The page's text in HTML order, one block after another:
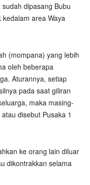
dipasang Bubu
area Waya
(mompana) yang lebih
oleh beberapa
Aturannya, setiap
pada saat giliran
maka masing-
disebut Pusaka 1
ke orang lain diluar
dikontrakkan selama